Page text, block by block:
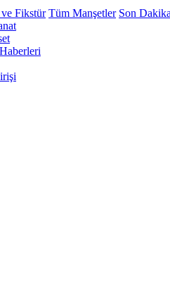
Fikstür Tüm Manşetler Son